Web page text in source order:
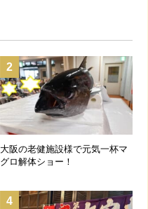
2
大阪の老健施設様で元気一杯マ
グロ解体ショー！
4